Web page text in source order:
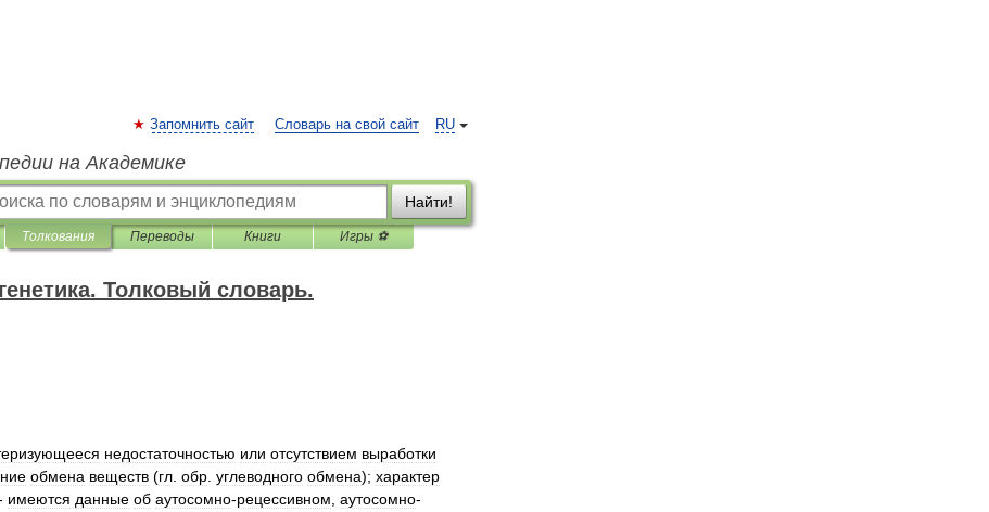
RU
Запомнить сайт Словарь на свой сайт
на Академике
Найти!
Толкования Переводы Книги Игры ⚽
Толковый словарь.
недостаточностью или отсутствием выработки
обмена веществ (гл обр углеводного обмена); характер
имеются данные об аутосомно-рецессивном аутосомно-